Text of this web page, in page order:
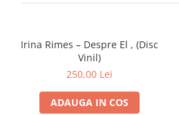
Irina Rimes – Despre El , (Disc
Vinil)
250,00 Lei
ADAUGA IN COS